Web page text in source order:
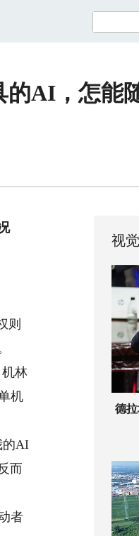
AI，怎能
则
林
机
的AI
而
者
视
德